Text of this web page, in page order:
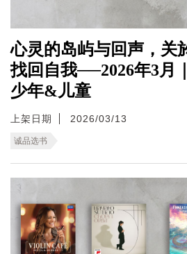
心灵的岛屿与回声，关
找回自我──2026年3月
少年&儿童
上架日期 2026/03/13
诚品选书